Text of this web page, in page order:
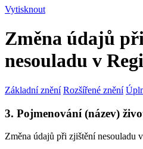
Vytisknout
Změna údajů
nesouladu v
Základní znění Rozšířené znění
3. Pojmenování (název)
Změna údajů při zjištění nesouladu